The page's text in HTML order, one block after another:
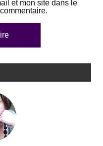
et mon site dans le